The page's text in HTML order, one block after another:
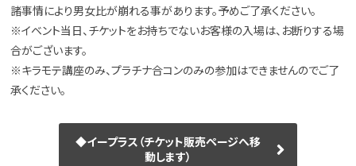
諸事情により男女比が崩れる事があります。予めご了承ください。
※イベント当日、チケットをお持ちでないお客様の入場は、お断りする場
合がございます。
※キラモテ講座のみ、プラチナ合コンのみの参加はできませんのでご了
承ください。
◆イープラス（チケット販売ページへ移
動します）